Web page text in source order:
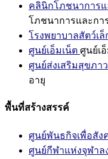
คลินิกโภชนาการ
โภชนาการและกา
โรงพยาบาลสัตว์เล็
ศูนย์เอ็มเน็ต ศูนย์เ
ศูนย์ส่งเสริมสุขภา
อายุ
พื้นที่สร้างสรรค์
ศูนย์พันธกิจเพื่อสัง
ศูนย์กีฬาแห่งจุฬา